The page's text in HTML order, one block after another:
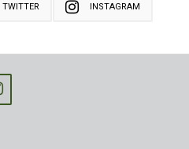
TWITTER INSTAGRAM